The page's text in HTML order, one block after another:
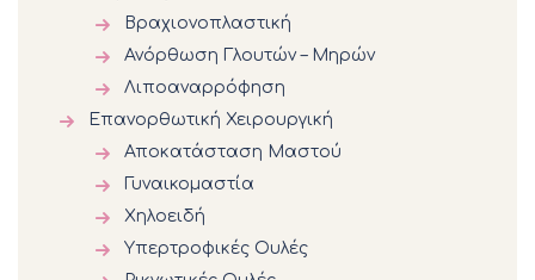
Βραχιονοπλαστική
Ανόρθωση Γλουτών – Μηρών
Λιποαναρρόφηση
Επανορθωτική Χειρουργική
Αποκατάσταση Μαστού
Γυναικομαστία
Χηλοειδή
Υπερτροφικές Ουλές